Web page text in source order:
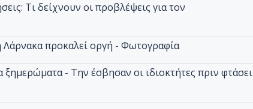
Τι δείχνουν οι προβλέψεις για τον
Λάρνακα προκαλεί οργή - Φωτογραφία
- Την έσβησαν οι ιδιοκτήτες πριν φτάσει